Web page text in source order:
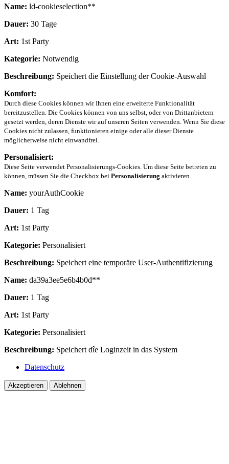
Name: ld-cookieselection**
Dauer: 30 Tage
Art: 1st Party
Kategorie: Notwendig
Beschreibung: Speichert die Einstellung der Cookie-Auswahl
Komfort:
Durch diese Cookies können wir Ihnen eine erweiterte Funktionalität
bereitzustellen. Die Cookies können von uns selbst, oder von Drittanbietern
gesetzt werden, deren Dienste wir auf unseren Seiten verwenden. Wenn Sie diese
Cookies nicht zulassen, funktionieren einige oder alle dieser Dienste
möglicherweise nicht einwandfrei.
Personalisiert:
Diese Seite verwendet Personalisierungs-Cookies. Um diese Seite betreten zu
können, müssen Sie die Checkbox bei Personalisierung aktivieren.
Name: yourAuthCookie
Dauer: 1 Tag
Art: 1st Party
Kategorie: Personalisiert
Beschreibung: Speichert eine temporäre User-Authentifizierung
Name: da39a3ee5e6b4b0d**
Dauer: 1 Tag
Art: 1st Party
Kategorie: Personalisiert
Beschreibung: Speichert dîe Loginzeit in das System
Datenschutz
Akzeptieren Ablehnen